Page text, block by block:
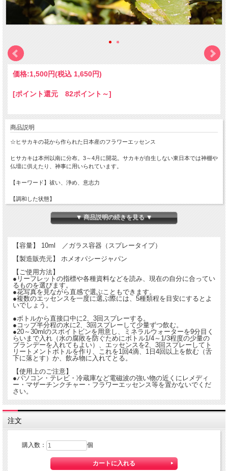
価格:1,500円(税込 1,650円)
[ポイント還元 82ポイント～]
商品説明
☆ヒサカキの花から作られた日本産のフラワーエッセンス
ヒサカキは本州以南に分布。3～4月に開花。サカキが自生しない東日本では神棚や
仏壇に供えたり、神事に用いられています。
【キーワード】祓い、浄め、意志力
【調和した状態】
祓い。浄め。アイデンティティの保護。境界線の強化。グラウンディング。意志力
や行動力、活力が高まる。
【不調和な状態】
調する。他人の意見に合わせる。
※フラワーエッセンスは、不調和な状態から選びます。エッセンスをとることで、
調和された状態へと導くサポートをしてくれます。
※現在リサーチ中のエッセンスにつき、今後商品の仕様や解説、使用方法などが変
更されたり、販売終了となる場合などがございます。あらかじめご了承ください。
■アルコール分19％ スピリッツ
※この商品はお酒です。20歳以上の年齢であることを確認できない場合には酒類を
販売いたしません。
▼ 商品説明の続きを見る ▼
【容量】 10ml ／ガラス容器（スプレータイプ）
【製造販売元】 ホメオパシージャパン
【ご使用方法】
●リーフレットの指標や各種資料などを読み、現在の自分に合ってい
るものを選びます。
●花写真を見ながら直感で選ぶこともできます。
●複数のエッセンスを一度に選ぶ際には、5種類程を目安にするとよ
いでしょう。
●ボトルから直接口中に2、3回スプレーする。
●コップ半分程の水に2、3回スプレーして少量ずつ飲む。
●20～30mlのスポイトビンを用意し、ミネラルウォーターを9分目く
らいまで入れ（水の腐敗を防ぐためにボトル1/4～1/3程度の少量の
ブランデーを入れてもよい）、エッセンスを2、3回スプレーしてト
リートメントボトルを作り、これを1回4滴、1日4回以上を飲む（舌
下に落とす）か、飲み物に入れてとる。
【使用上のご注意】
●パソコン・テレビ・冷蔵庫など電磁波の強い物の近くにレメディ
ー・マザーチンクチャー・フラワーエッセンス等を置かないでくだ
さい。
注文
購入数： 個